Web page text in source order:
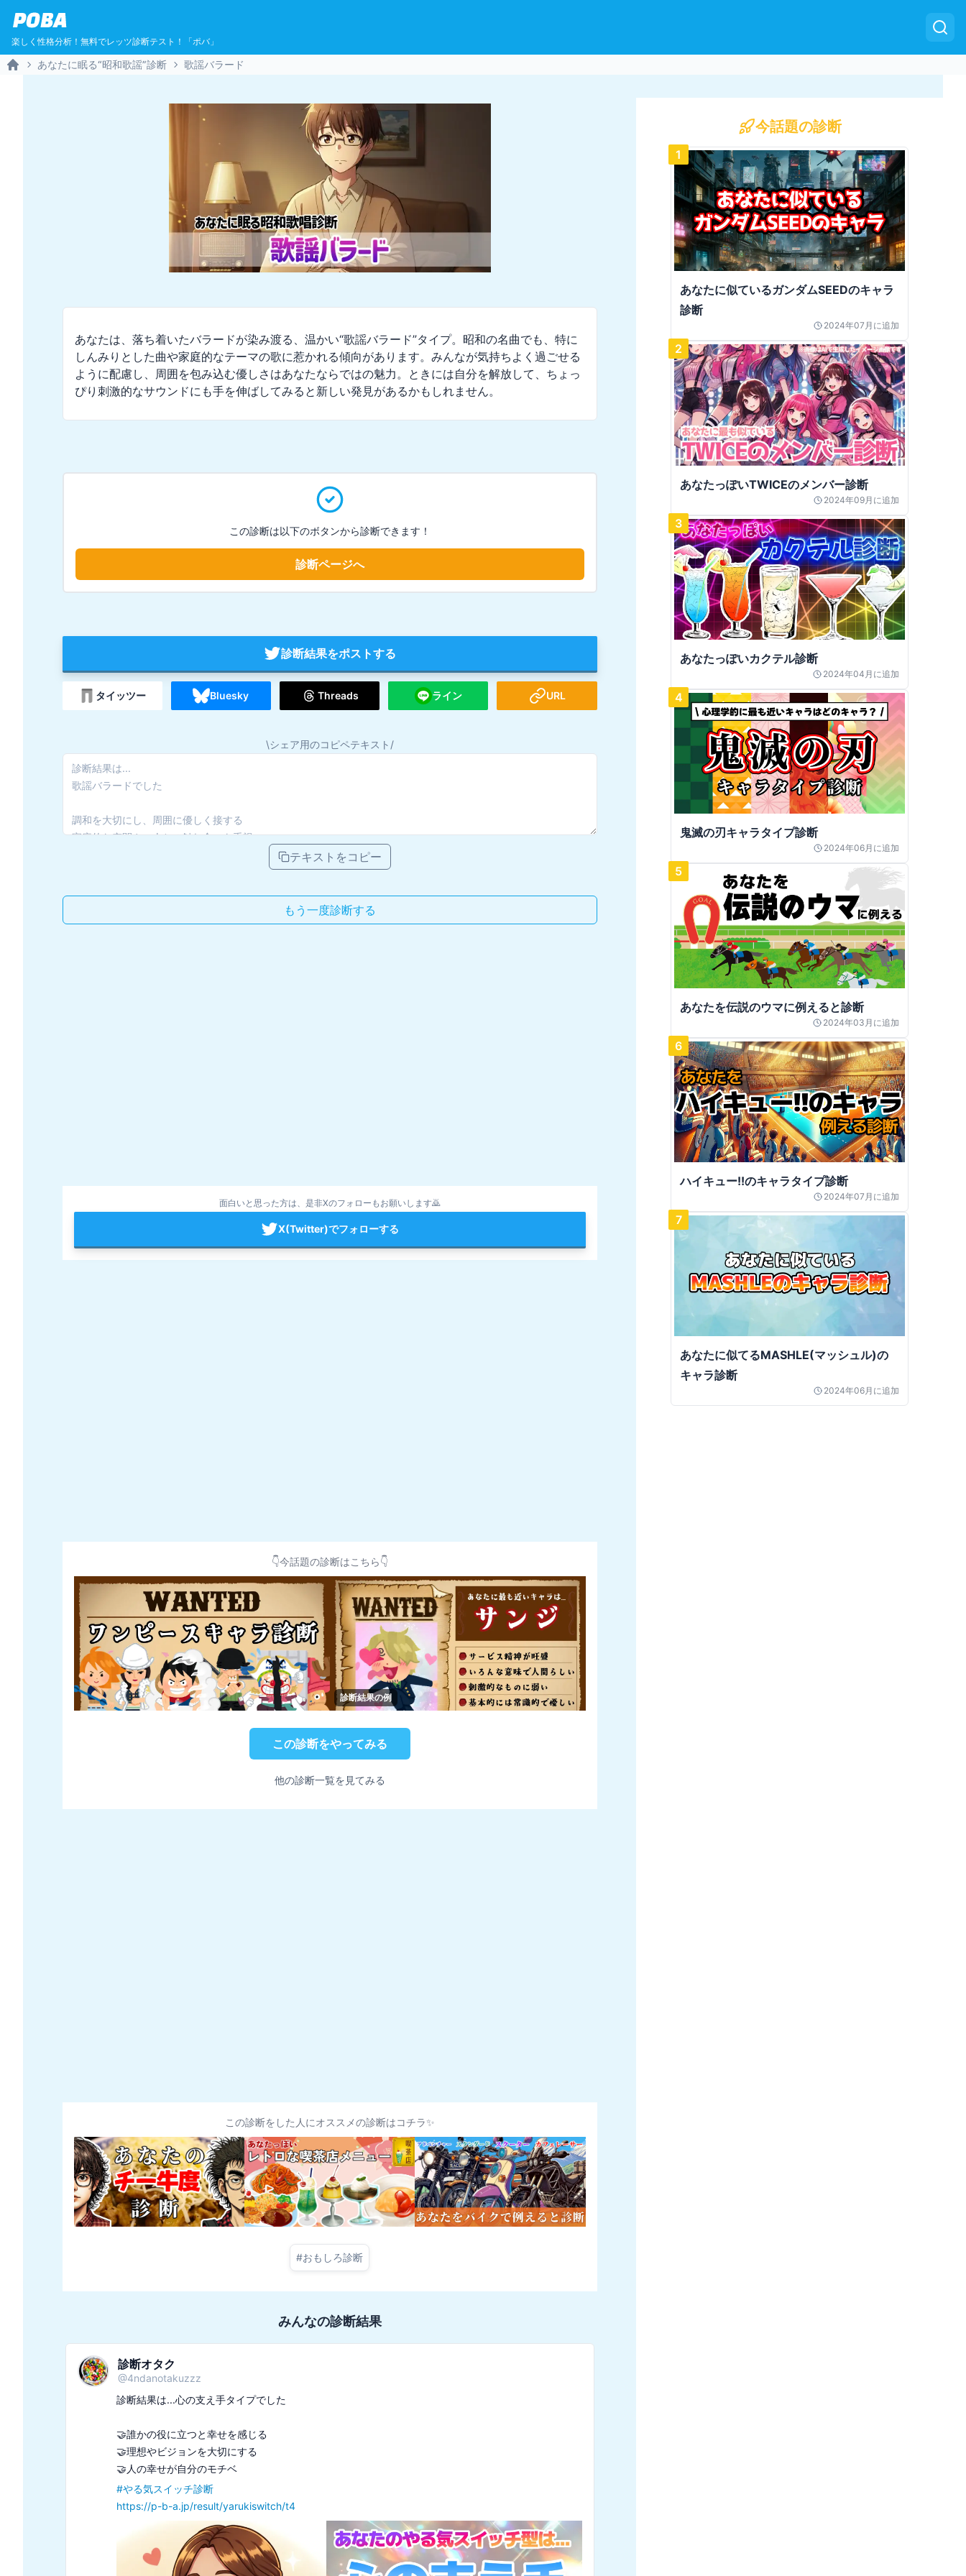
POBA
楽しく性格分析！無料でレッツ診断テスト！「ポバ」
あなたに眠る“昭和歌謡”診断 歌謡バラード
あなたは、落ち着いたバラードが染み渡る、温かい“歌謡バラード”タイプ。昭和の名曲でも、特に
しんみりとした曲や家庭的なテーマの歌に惹かれる傾向があります。みんなが気持ちよく過ごせる
ように配慮し、周囲を包み込む優しさはあなたならではの魅力。ときには自分を解放して、ちょっ
ぴり刺激的なサウンドにも手を伸ばしてみると新しい発見があるかもしれません。
この診断は以下のボタンから診断できます！
診断ページへ
診断結果をポストする
タイッツー Bluesky Threads ライン URL
\シェア用のコピペテキスト/
テキストをコピー
もう一度診断する
面白いと思った方は、是非Xのフォローもお願いします🙇
X(Twitter)でフォローする
👇今話題の診断はこちら👇
診断結果の例
この診断をやってみる
他の診断一覧を見てみる
この診断をした人にオススメの診断はコチラ✨
#おもしろ診断
みんなの診断結果
診断オタク
@4ndanotakuzzz
診断結果は...心の支え手タイプでした
🤝誰かの役に立つと幸せを感じる
🤝理想やビジョンを大切にする
🤝人の幸せが自分のモチベ
#やる気スイッチ診断
https://p-b-a.jp/result/yarukiswitch/t4
今話題の診断
1
あなたに似ているガンダムSEEDのキャラ
診断
2024年07月 に追加
2
あなたっぽいTWICEのメンバー診断
2024年09月 に追加
3
あなたっぽいカクテル診断
2024年04月 に追加
4
鬼滅の刃キャラタイプ診断
2024年06月 に追加
5
あなたを伝説のウマに例えると診断
2024年03月 に追加
6
ハイキュー!!のキャラタイプ診断
2024年07月 に追加
7
あなたに似てるMASHLE(マッシュル)の
キャラ診断
2024年06月 に追加